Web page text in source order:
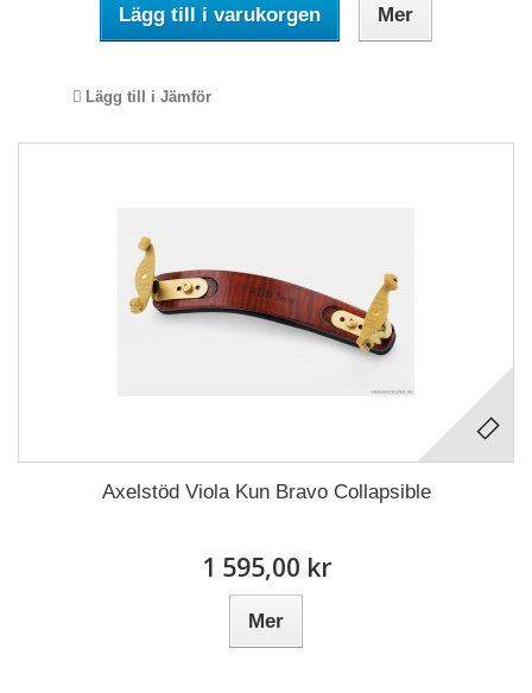
Lägg till i varukorgen Mer
Lägg till i Jämför
Axelstöd Viola Kun Bravo Collapsible
1 595,00 kr
Mer